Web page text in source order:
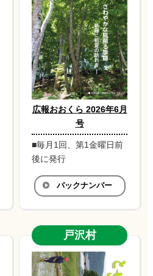
広報おおくら 2026年6月
号
■毎月1回、第1金曜日前
後に発行
バックナンバー
戸沢村